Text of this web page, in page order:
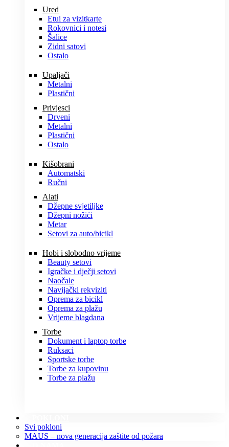
Ured
Etui za vizitkarte
Rokovnici i notesi
Šalice
Zidni satovi
Ostalo
Upaljači
Metalni
Plastični
Privjesci
Drveni
Metalni
Plastični
Ostalo
Kišobrani
Automatski
Ručni
Alati
Džepne svjetiljke
Džepni nožići
Metar
Setovi za auto/bicikl
Hobi i slobodno vrijeme
Beauty setovi
Igračke i dječji setovi
Naočale
Navijački rekviziti
Oprema za bicikl
Oprema za plažu
Vrijeme blagdana
Torbe
Dokument i laptop torbe
Ruksaci
Sportske torbe
Torbe za kupovinu
Torbe za plažu
Svi pokloni
MAUS – nova generacija zaštite od požara